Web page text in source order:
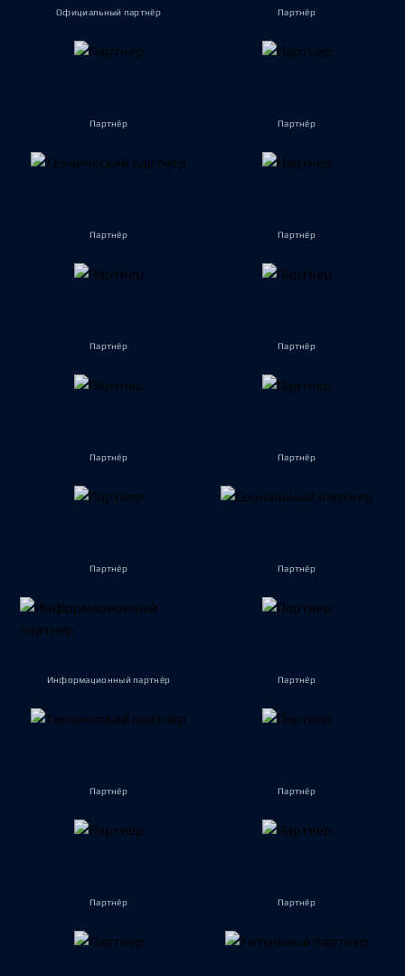
Официальный партнёр Партнёр
Партнёр Партнёр
Партнёр Партнёр
Партнёр Партнёр
Партнёр Партнёр
Партнёр Партнёр
Информационный партнёр Партнёр
Партнёр Партнёр
Партнёр Партнёр